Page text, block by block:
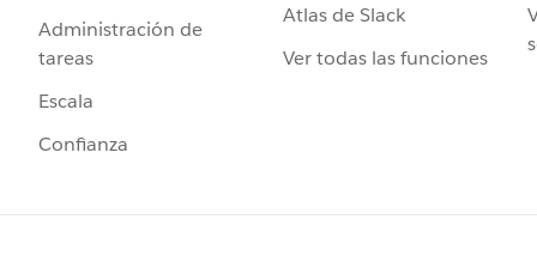
Administración de
tareas
Escala
Confianza
Atlas de Slack
Ver todas las funciones